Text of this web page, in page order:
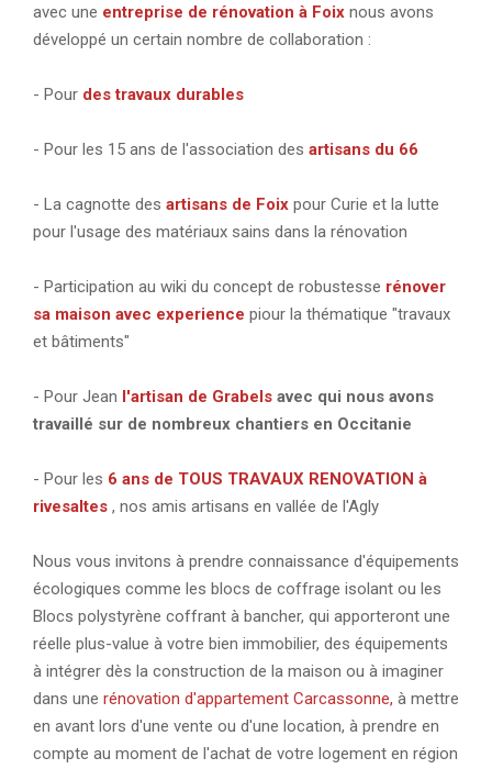
avec une entreprise de rénovation à Foix nous avons
développé un certain nombre de collaboration :
- Pour des travaux durables
- Pour les 15 ans de l'association des artisans du 66
- La cagnotte des artisans de Foix pour Curie et la lutte
pour l'usage des matériaux sains dans la rénovation
- Participation au wiki du concept de robustesse rénover
sa maison avec experience piour la thématique "travaux
et bâtiments"
- Pour Jean l'artisan de Grabels avec qui nous avons
travaillé sur de nombreux chantiers en Occitanie
- Pour les 6 ans de TOUS TRAVAUX RENOVATION à
rivesaltes , nos amis artisans en vallée de l'Agly
Nous vous invitons à prendre connaissance d'équipements
écologiques comme les blocs de coffrage isolant ou les
Blocs polystyrène coffrant à bancher, qui apporteront une
réelle plus-value à votre bien immobilier, des équipements
à intégrer dès la construction de la maison ou à imaginer
dans une rénovation d'appartement Carcassonne, à mettre
en avant lors d'une vente ou d'une location, à prendre en
compte au moment de l'achat de votre logement en région